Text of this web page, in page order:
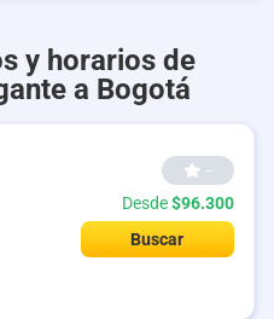
y horarios de
a Bogotá
--
Desde$96.300
Buscar